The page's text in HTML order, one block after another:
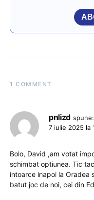
1 COMMENT
pnlizd spune:
7 iulie 2025 la
Bolo, David ,am votat
schimbat optiunea. Tic
intoarce inapoi la Oradea
batut joc de noi, cei din